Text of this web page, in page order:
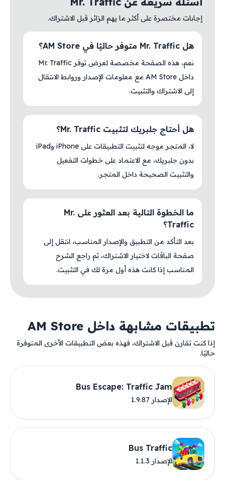
إجابات مختصرة على أكثر ما يهم الزائر قبل الاشتراك.
هل Mr. Traffic متوفر حاليًا في AM Store؟
نعم، هذه الصفحة مخصصة لعرض توفر Mr. Traffic
داخل AM Store مع معلومات الإصدار وروابط الانتقال
إلى الاشتراك والتثبيت.
هل أحتاج جلبريك لتثبيت Mr. Traffic؟
لا، المتجر موجه لتثبيت التطبيقات على iPhone وiPad
بدون جلبريك، مع الاعتماد على خطوات التفعيل
والتثبيت الصحيحة داخل المتجر.
ما الخطوة التالية بعد العثور على Mr.
Traffic؟
بعد التأكد من التطبيق والإصدار المناسب، انتقل إلى
صفحة الباقات لاختيار الاشتراك، ثم راجع الشرح
المناسب إذا كانت هذه أول مرة لك في التثبيت.
تطبيقات مشابهة داخل AM Store
إذا كنت تقارن قبل الاشتراك، فهذه بعض التطبيقات الأخرى المتوفرة
حاليًا.
Bus Escape: Traffic Jam
الإصدار 1.9.87
Bus Traffic
الإصدار 1.1.3